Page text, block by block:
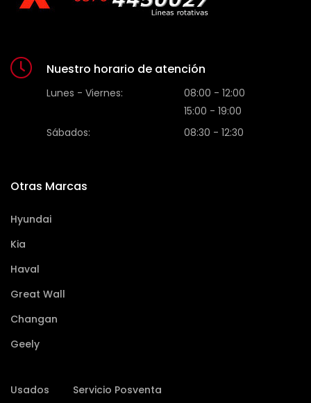
Nuestro horario de atención
Lunes - Viernes:
08:00 - 12:00
15:00 - 19:00
Sábados:
08:30 - 12:30
Otras Marcas
Hyundai
Kia
Haval
Great Wall
Changan
Geely
Usados Servicio Posventa